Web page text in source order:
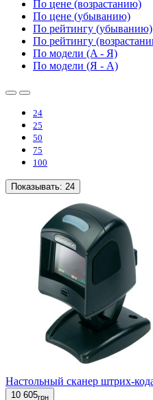
По цене (возрастанию)
По цене (убыванию)
По рейтингу (убыванию)
По рейтингу
По модели (A - Я)
По модели (Я - A)
24
25
50
75
100
Показывать: 24
Настольный сканер штрих-
10 605грн